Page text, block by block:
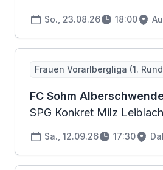
So., 23.08.26 18:00
Frauen Vorarlbergliga (1.
FC Sohm
SPG Konkret Milz
Sa., 12.09.26 17:30